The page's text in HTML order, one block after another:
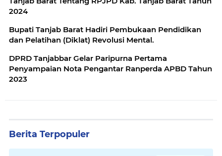
2024
Bupati Tanjab Barat Hadiri Pembukaan Pendidikan
dan Pelatihan (Diklat) Revolusi Mental.
DPRD Tanjabbar Gelar Paripurna Pertama
Penyampaian Nota Pengantar Ranperda APBD Tahun
2023
Berita Terpopuler